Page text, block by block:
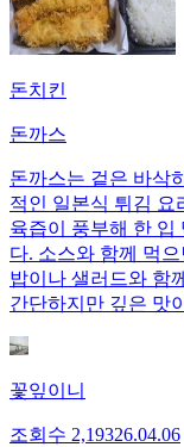
돈치킨
돈까스
돈까스는 겉은 바삭
적인 일본식 튀김 요
육즙이 풍부해 한 입
다. 소스와 함께 먹
밥이나 샐러드와 함
간단하지만 깊은 맛
꽃잎이니
조회수 2,19326.04.06